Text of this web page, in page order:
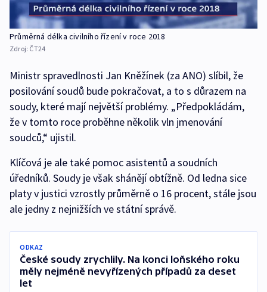
Průměrná délka civilního řízení v roce 2018
Zdroj: ČT24
Ministr spravedlnosti Jan Kněžínek (za ANO) slíbil, že
posilování soudů bude pokračovat, a to s důrazem na
soudy, které mají největší problémy. „Předpokládám,
že v tomto roce proběhne několik vln jmenování
soudců,“ ujistil.
Klíčová je ale také pomoc asistentů a soudních
úředníků. Soudy je však shánějí obtížně. Od ledna sice
platy v justici vzrostly průměrně o 16 procent, stále jsou
ale jedny z nejnižších ve státní správě.
ODKAZ
České soudy zrychlily. Na konci loňského roku
měly nejméně nevyřízených případů za deset
let